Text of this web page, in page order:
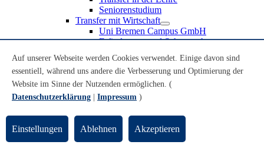
Seniorenstudium
Transfer mit Wirtschaft
Uni Bremen Campus GmbH
Erfindungen und Schutzrechte
Recruiting an der Universität Bremen
Weiterbildung an der Universität Bremen
Transfer mit Schule
Schülerinnen und Schüler
Schulklassen
Lehrkräfte
Gründungsunterstützung
Auf unserer Webseite werden Cookies verwendet. Einige davon sind
essentiell, während uns andere die Verbesserung und Optimierung der
Website im Sinne der Nutzenden ermöglichen. (
Datenschutzerklärung
Impressum )
Einstellungen Ablehnen Akzeptieren